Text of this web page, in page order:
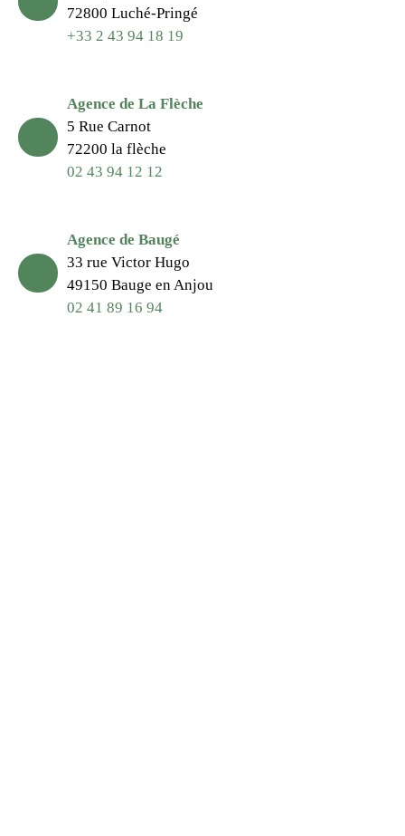
72800 Luché-Pringé
+33 2 43 94 18 19
Agence de La Flèche
5 Rue Carnot
72200 la flèche
02 43 94 12 12
Agence de Baugé
33 rue Victor Hugo
49150 Bauge en Anjou
02 41 89 16 94